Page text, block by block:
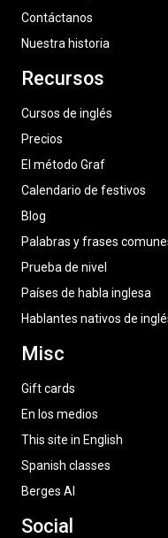
Contáctanos
Nuestra historia
Recursos
Cursos de inglés
Precios
El método Graf
Calendario de festivos
Blog
Palabras y frases
Prueba de nivel
Países de habla inglesa
Hablantes nativos de
Misc
Gift cards
En los medios
This site in English
Spanish classes
Berges AI
Social